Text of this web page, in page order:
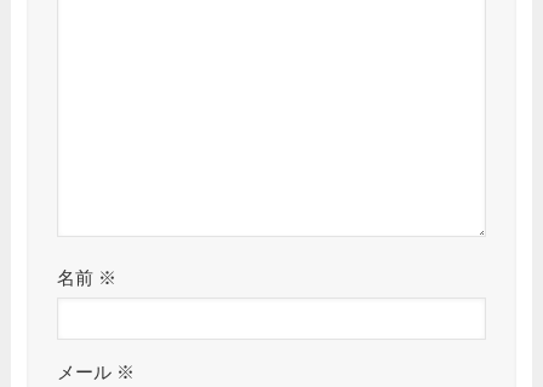
名前 ※
メール ※